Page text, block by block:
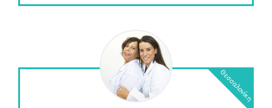
αποκτήσουμε zero waste εστιατόρια και
μιας εφαρμογής χρήσης πλεονάζουσας τροφής,
από premium ξενοδοχεία και εστιατόρια σε πολύ
χαμηλό κόστος.
Θεσσαλονίκη